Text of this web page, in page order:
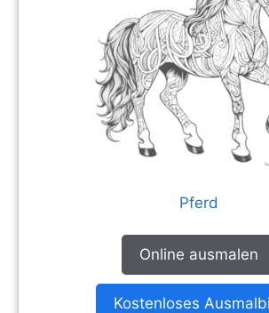
Pferd
Online ausmalen
Kostenloses